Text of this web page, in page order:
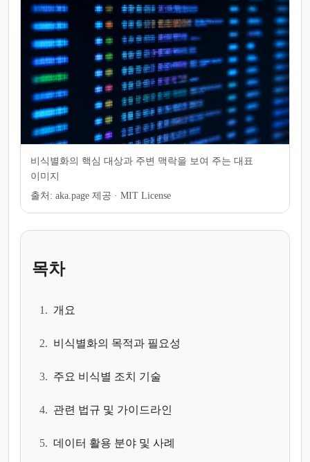
비식별화의 핵심 대상과 주변 맥락을 보여 주는 대표
이미지
출처: aka.page 제공 · MIT License
목차
1. 개요
2. 비식별화의 목적과 필요성
3. 주요 비식별 조치 기술
4. 관련 법규 및 가이드라인
5. 데이터 활용 분야 및 사례